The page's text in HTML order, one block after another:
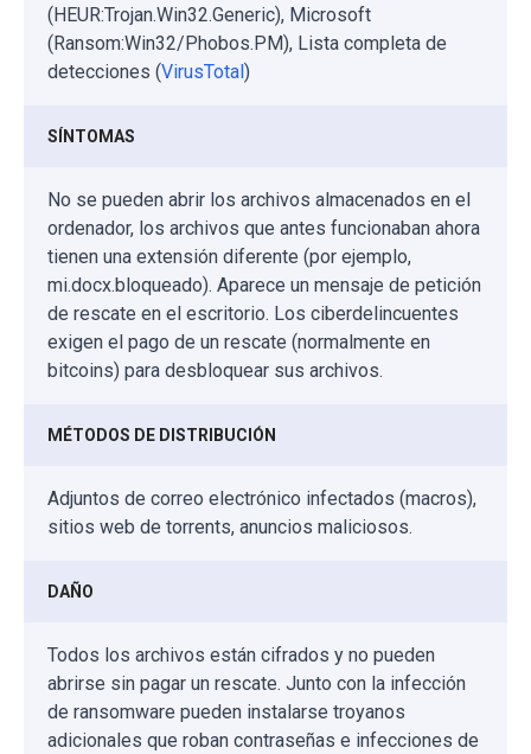
(HEUR:Trojan.Win32.Generic), Microsoft
(Ransom:Win32/Phobos.PM), Lista completa de
detecciones (VirusTotal )
SÍNTOMAS
No se pueden abrir los archivos almacenados en el
ordenador, los archivos que antes funcionaban ahora
tienen una extensión diferente (por ejemplo,
mi.docx.bloqueado). Aparece un mensaje de petición
de rescate en el escritorio. Los ciberdelincuentes
exigen el pago de un rescate (normalmente en
bitcoins) para desbloquear sus archivos.
MÉTODOS DE DISTRIBUCIÓN
Adjuntos de correo electrónico infectados (macros),
sitios web de torrents, anuncios maliciosos.
DAÑO
Todos los archivos están cifrados y no pueden
abrirse sin pagar un rescate. Junto con la infección
de ransomware pueden instalarse troyanos
adicionales que roban contraseñas e infecciones de